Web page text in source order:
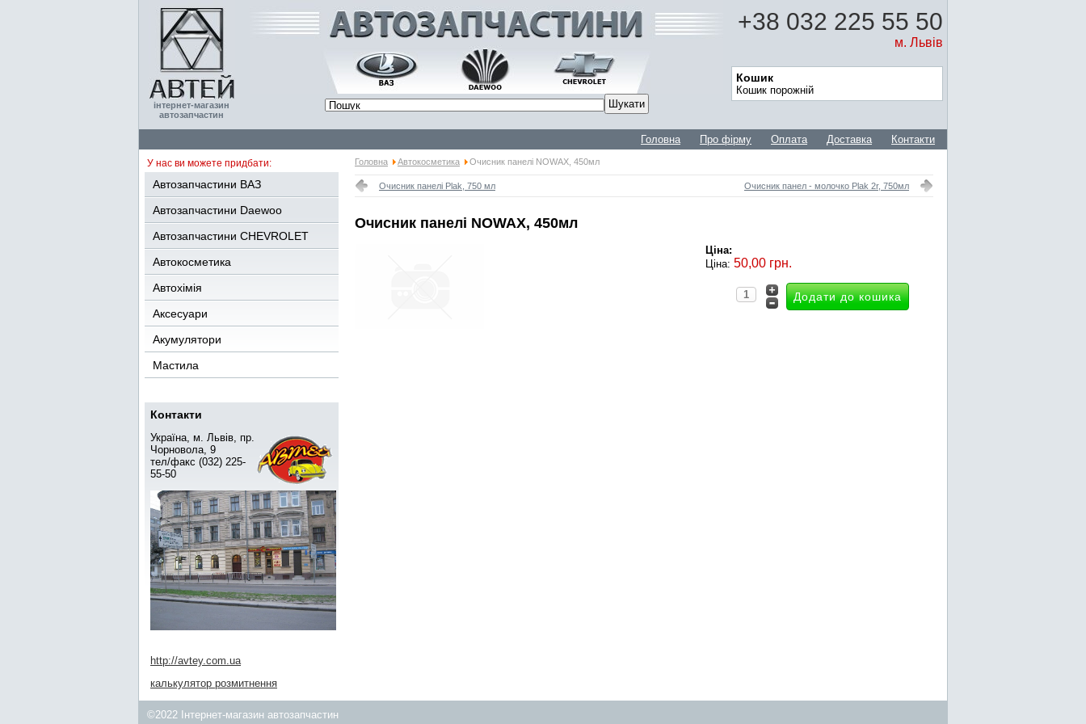
інтернет-магазин
автозапчастин
+38 032 225 55 50
м. Львів
Кошик
Кошик порожній
Головна Про фірму Оплата Доставка Контакти
У нас ви можете придбати:
Автозапчастини ВАЗ
Автозапчастини Daewoo
Автозапчастини CHEVROLET
Автокосметика
Автохімія
Аксесуари
Акумулятори
Мастила
Контакти
Україна, м. Львів, пр.
Чорновола, 9
тел/факс (032) 225-
55-50
http://avtey.com.ua
калькулятор розмитнення
Головна Автокосметика Очисник панелі NOWAX, 450мл
Очисник панелі Plak, 750 мл Очисник панел - молочко Plak 2r, 750мл
Очисник панелі NOWAX, 450мл
Ціна:
Ціна: 50,00 грн.
©2022 Інтернет-магазин автозапчастин